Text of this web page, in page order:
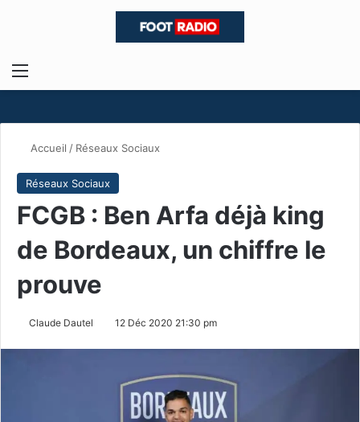
Menu
Accueil / Réseaux Sociaux
Réseaux Sociaux
FCGB : Ben Arfa déjà king
de Bordeaux, un chiffre le
prouve
Claude Dautel 12 Déc 2020 21:30 pm